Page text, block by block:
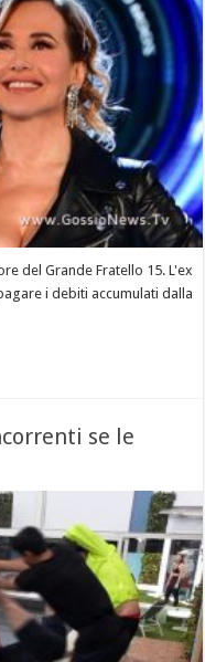
del Grande Fratello 15. L'ex
i debiti accumulati dalla
se le